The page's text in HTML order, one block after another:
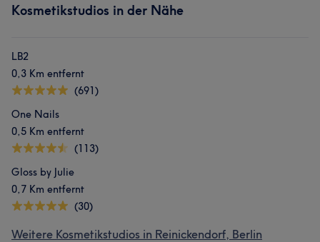
Kosmetikstudios in der Nähe
LB2
0,3 Km entfernt
(691)
One Nails
0,5 Km entfernt
(113)
Gloss by Julie
0,7 Km entfernt
(30)
Weitere Kosmetikstudios in Reinickendorf, Berlin